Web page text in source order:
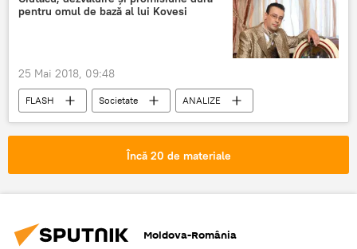
pentru omul de bază al lui Kovesi
25 Mai 2018, 09:48
FLASH Societate
ANALIZE
PSD Romania
DNA
Încă 20 de materiale
Moldova-România